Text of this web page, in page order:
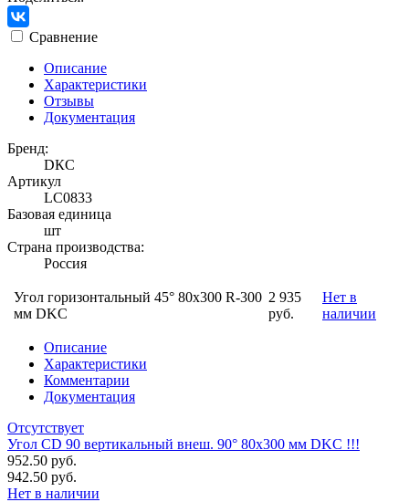
Сравнение
Описание
Характеристики
Отзывы
Документация
Бренд:
DКС
Артикул
LC0833
Базовая единица
шт
Страна производства:
Россия
Угол горизонтальный 45° 80x300 R-300
мм DKC
2 935
руб.
Нет в
наличии
Описание
Характеристики
Комментарии
Документация
Отсутствует
Угол CD 90 вертикальный внеш. 90° 80х300 мм DKC !!!
952.50 руб.
942.50 руб.
Нет в наличии